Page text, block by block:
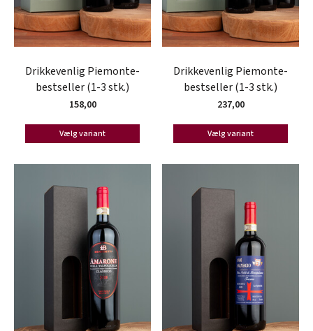
Drikkevenlig Piemonte-
bestseller (1-3 stk.)
158,00
Vælg variant
Drikkevenlig Piemonte-
bestseller (1-3 stk.)
237,00
Vælg variant